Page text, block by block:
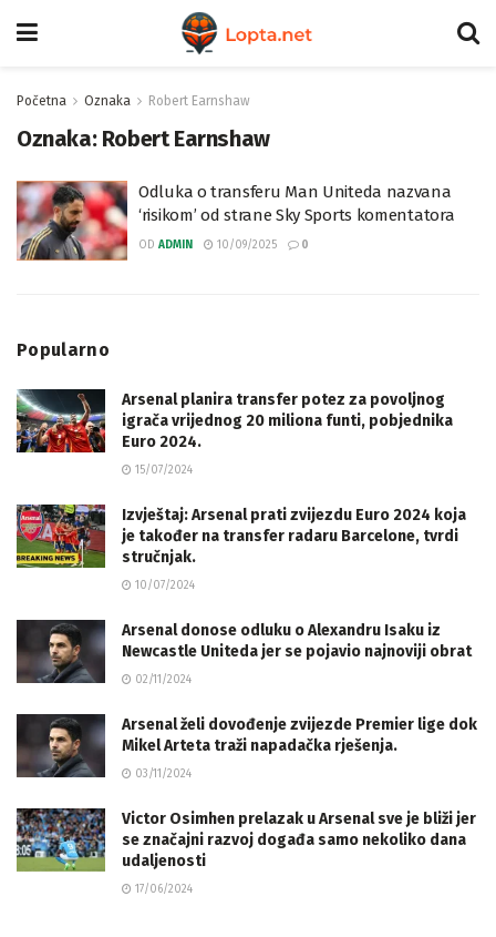
Početna Oznaka Robert Earnshaw
Oznaka: Robert Earnshaw
Odluka o transferu Man Uniteda nazvana
‘risikom’ od strane Sky Sports komentatora
OD ADMIN 10/09/2025 0
Popularno
Arsenal planira transfer potez za povoljnog
igrača vrijednog 20 miliona funti, pobjednika
Euro 2024.
15/07/2024
Izvještaj: Arsenal prati zvijezdu Euro 2024 koja
je također na transfer radaru Barcelone, tvrdi
stručnjak.
10/07/2024
Arsenal donose odluku o Alexandru Isaku iz
Newcastle Uniteda jer se pojavio najnoviji obrat
02/11/2024
Arsenal želi dovođenje zvijezde Premier lige dok
Mikel Arteta traži napadačka rješenja.
03/11/2024
Victor Osimhen prelazak u Arsenal sve je bliži jer
se značajni razvoj događa samo nekoliko dana
udaljenosti
17/06/2024